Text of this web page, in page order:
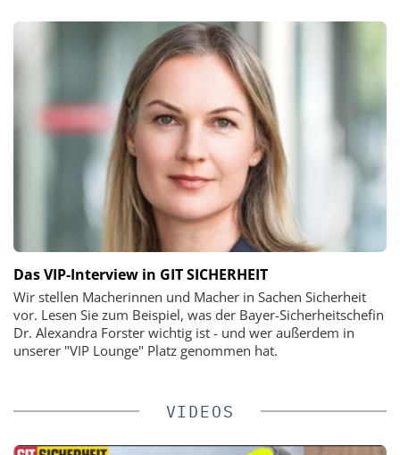
Das VIP-Interview in GIT SICHERHEIT
Wir stellen Macherinnen und Macher in Sachen Sicherheit
vor. Lesen Sie zum Beispiel, was der Bayer-Sicherheitschefin
Dr. Alexandra Forster wichtig ist - und wer außerdem in
unserer "VIP Lounge" Platz genommen hat.
VIDEOS